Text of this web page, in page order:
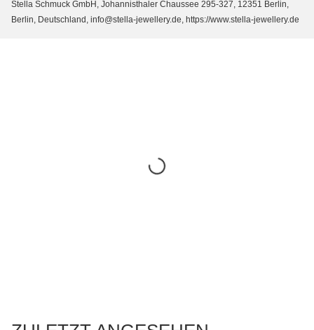
Stella Schmuck GmbH, Johannisthaler Chaussee 295-327, 12351 Berlin,
Berlin, Deutschland, info@stella-jewellery.de, https://www.stella-jewellery.de